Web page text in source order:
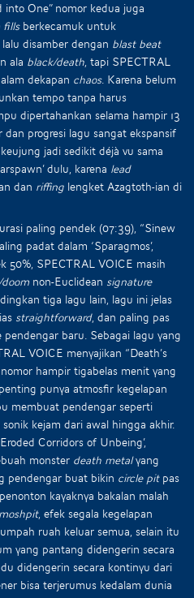
into One” nomor kedua juga
fills berkecamuk untuk
disamber dengan blast beat
ala black/death , tapi SPECTRAL
dekapan chaos. Karena belum
tempo tanpa harus
dipertahankan selama hampir 13
progresi lagu sangat ekspansif
jadi sedikit déjà vu sama
dulu, karena lead
dan riffing lengket Azagtoth-ian di
paling pendek (07:39), “Sinew
padat dalam ‘Sparagmos’,
50%, SPECTRAL VOICE masih
non-Euclidean signature
tiga lagu lain, lagu ini jelas
straightforward, dan paling pas
baru. Sebagai lagu yang
VOICE menyajikan “Death’s
hampir tigabelas menit yang
punya atmosfir kegelapan
membuat pendengar seperti
kejam dari awal hingga akhir.
Corridors of Unbeing’,
monster death metalyang
pendengar buat bikin circle pitpas
kayaknya bakalan malah
moshpit, efek segala kegelapan
ruah keluar semua, selain itu
yang pantang didengerin secara
didengerin secara kontinyu dari
bisa terjerumus kedalam dunia